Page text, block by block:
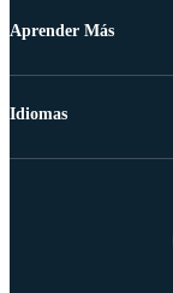
Aprender Más
Idiomas